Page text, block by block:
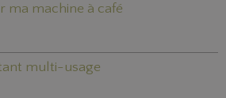
ma machine à café
multi-usage